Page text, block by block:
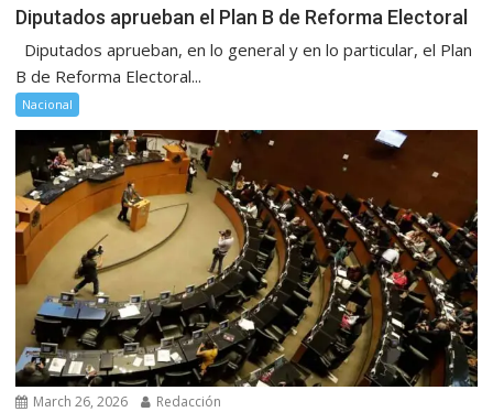
Diputados aprueban el Plan B de Reforma Electoral
Diputados aprueban, en lo general y en lo particular, el Plan
B de Reforma Electoral...
Nacional
March 26, 2026 Redacción